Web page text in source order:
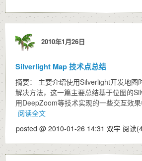
2010年1月26日
Silverlight Map 技术点总结
摘要： 主要介绍使用Silverlight开发地图
解决方法，这一篇主要总结基于位图的
用DeepZoom等技术实现的一些交互效果
阅读全文
posted @ 2010-01-26 14:31 双宇 阅读